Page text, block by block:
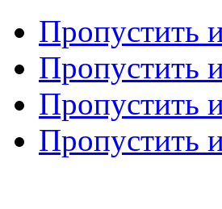
Пропустить
Пропустить
Пропустить
Пропустить